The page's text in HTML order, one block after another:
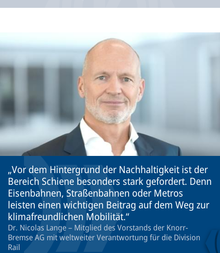
Vor dem Hintergrund der Nachhaltigkeit ist der
Bereich Schiene besonders stark gefordert. Denn
Eisenbahnen, Straßenbahnen oder Metros
leisten einen wichtigen Beitrag auf dem Weg zur
klimafreundlichen Mobilität.
Dr. Nicolas Lange – Mitglied des Vorstands der Knorr-
Bremse AG mit weltweiter Verantwortung für die Division
Rail